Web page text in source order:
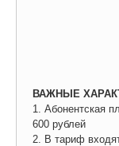
ВАЖНЫЕ
1. Абонентская
600 рублей
2. В тариф